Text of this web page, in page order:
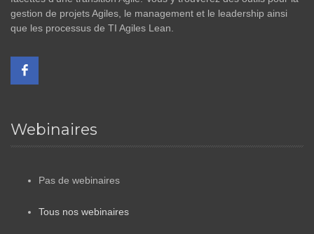
gestion de projets Agiles, le management et le leadership ainsi
que les processus de TI Agiles Lean.
Webinaires
Pas de webinaires
Tous nos webinaires